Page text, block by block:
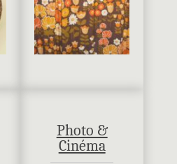
Photo &
Cinéma